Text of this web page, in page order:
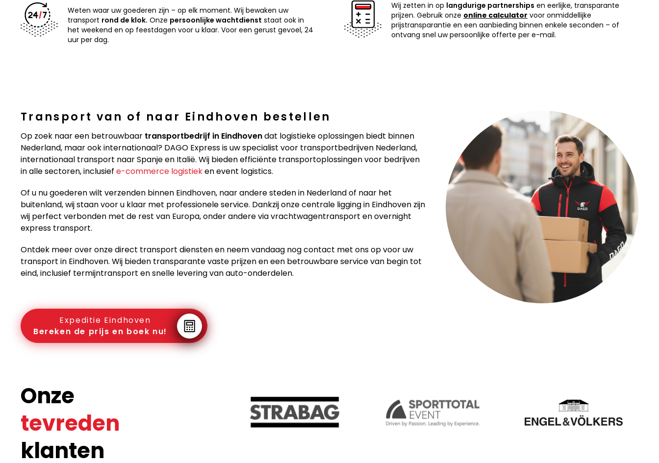
Weten waar uw goederen zijn – op elk moment. Wij bewaken uw
transport rond de klok. Onze persoonlijke wachtdienst staat ook in
het weekend en op feestdagen voor u klaar. Voor een gerust gevoel, 24
uur per dag.
Wij zetten in op langdurige partnerships en eerlijke, transparante
prijzen. Gebruik onze online calculator voor onmiddellijke
prijstransparantie en een aanbieding binnen enkele seconden – of
ontvang snel uw persoonlijke offerte per e-mail.
Transport van of naar Eindhoven bestellen
Op zoek naar een betrouwbaar transportbedrijf in Eindhovendat logistieke oplossingen biedt binnen
Nederland, maar ook internationaal? DAGO Express is uw specialist voor transportbedrijven Nederland,
internationaal transport naar Spanje en Italië. Wij bieden efficiënte transportoplossingen voor bedrijven
in alle sectoren, inclusief e-commerce logistieken event logistics.
Of u nu goederen wilt verzenden binnen Eindhoven, naar andere steden in Nederland of naar het
buitenland, wij staan voor u klaar met professionele service. Dankzij onze centrale ligging in Eindhoven zijn
wij perfect verbonden met de rest van Europa, onder andere via vrachtwagentransport en overnight
express transport.
Ontdek meer over onze direct transport diensten en neem vandaag nog contact met ons op voor uw
transport in Eindhoven. Wij bieden transparante vaste prijzen en een betrouwbare service van begin tot
eind, inclusief termijntransport en snelle levering van auto-onderdelen.
Expeditie Eindhoven
Bereken de prijs en boek nu!
Onze
tevreden
klanten